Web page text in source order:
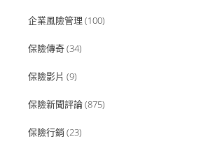
企業風險管理 (100)
保險傳奇(34)
保險影片 (9)
保險新聞評論(875)
保險行銷 (23)